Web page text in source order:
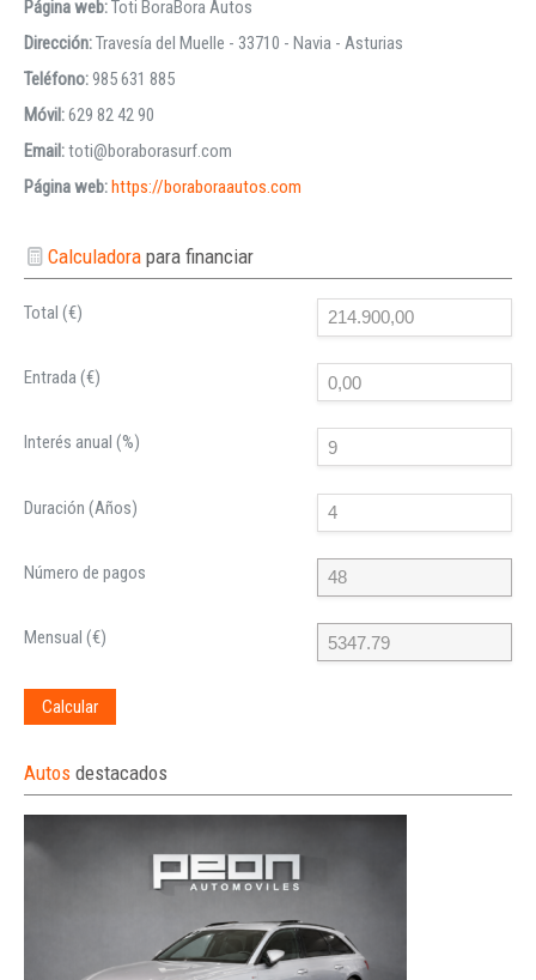
Página web:Toti BoraBora Autos
Dirección:Travesía del Muelle - 33710 - Navia - Asturias
Teléfono:985 631 885
Móvil:629 82 42 90
Email:toti@boraborasurf.com
Página web:https://boraboraautos.com
Calculadorapara financiar
Total (€)
Entrada (€)
Interés anual (%)
Duración (Años)
Número de pagos
Mensual (€)
Calcular
Autos destacados